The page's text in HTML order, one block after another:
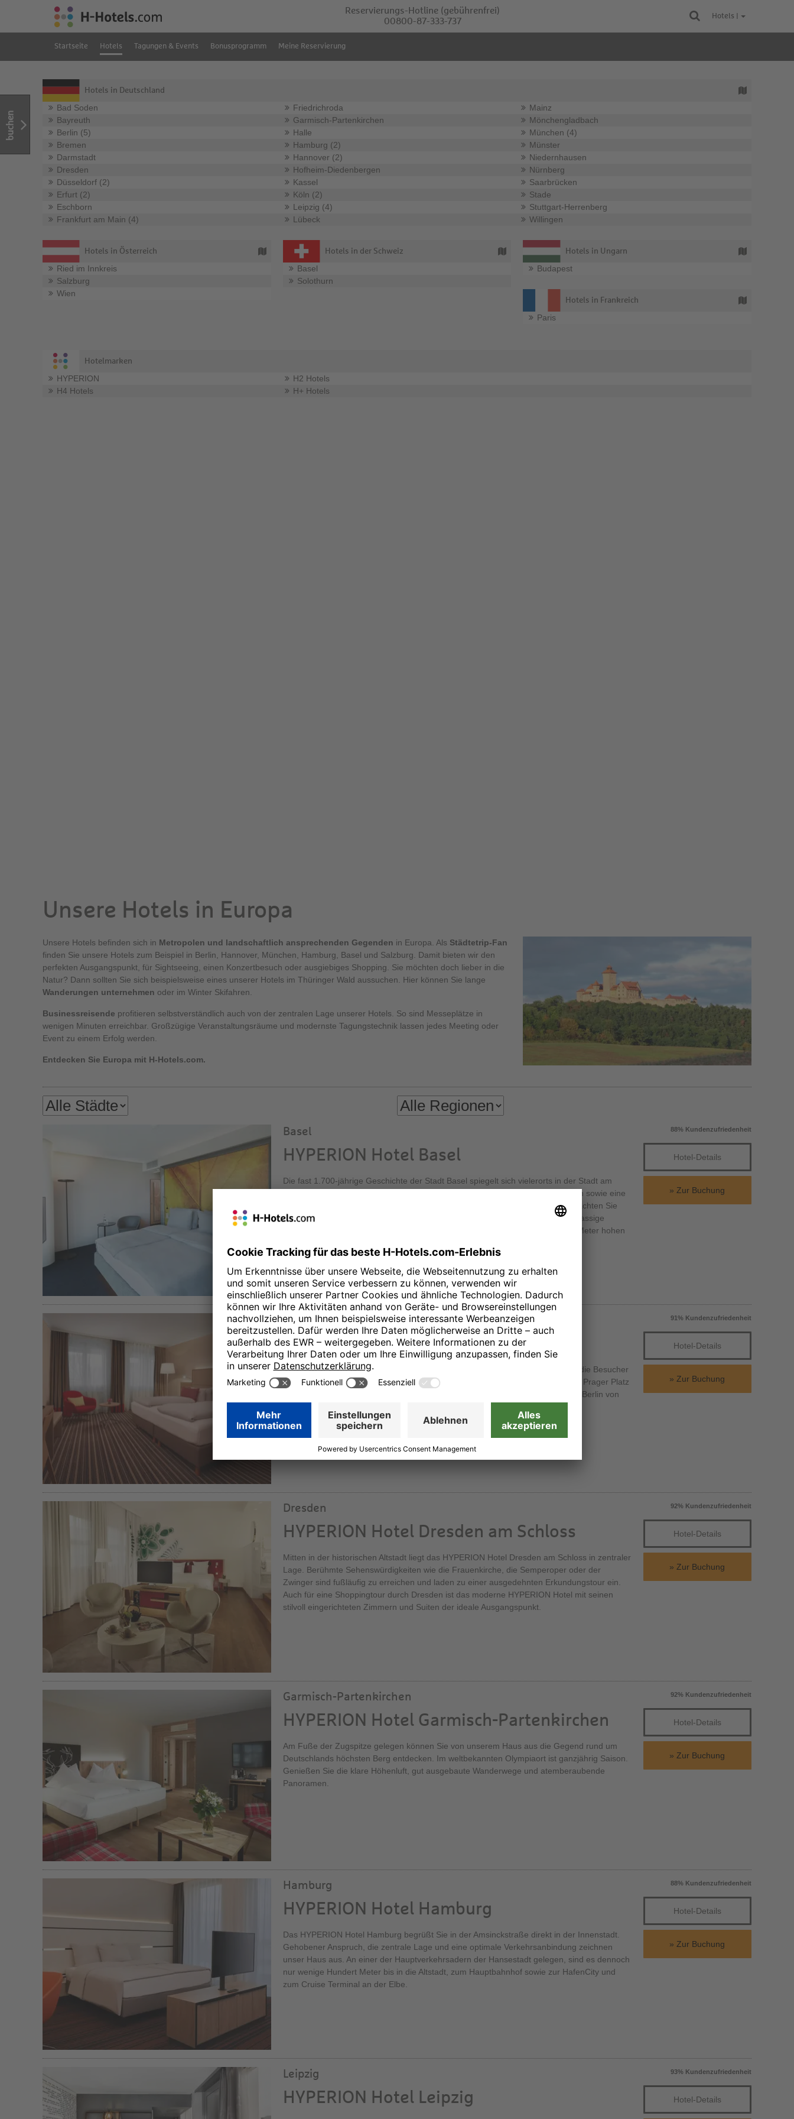
Reservierungs-Hotline (gebührenfrei)
00800-87-333-737
Hotels |
Startseite Hotels Tagungen & Events Bonusprogramm Meine Reservierung
buchen
Hotels in Deutschland
Bad Soden
Bayreuth
Berlin (5)
Bremen
Darmstadt
Dresden
Düsseldorf (2)
Erfurt (2)
Eschborn
Frankfurt am Main (4)
Friedrichroda
Garmisch-Partenkirchen
Halle
Hamburg (2)
Hannover (2)
Hofheim-Diedenbergen
Kassel
Köln (2)
Leipzig (4)
Lübeck
Mainz
Mönchengladbach
München (4)
Münster
Niedernhausen
Nürnberg
Saarbrücken
Stade
Stuttgart-Herrenberg
Willingen
Hotels in Österreich
Ried im Innkreis
Salzburg
Wien
Hotels in der Schweiz
Basel
Solothurn
Hotels in Ungarn
Budapest
Hotels in Frankreich
Paris
Hotelmarken
HYPERION
H4 Hotels
H2 Hotels
H+ Hotels
Unsere Hotels in Europa
Unsere Hotels befinden sich in Metropolen und landschaftlich ansprechenden Gegenden in Europa. Als Städtetrip-Fan
finden Sie unsere Hotels zum Beispiel in Berlin, Hannover, München, Hamburg, Basel und Salzburg. Damit bieten wir den
perfekten Ausgangspunkt, für Sightseeing, einen Konzertbesuch oder ausgiebiges Shopping. Sie möchten doch lieber in die
Natur? Dann sollten Sie sich beispielsweise eines unserer Hotels im Thüringer Wald aussuchen. Hier können Sie lange
Wanderungen unternehmen oder im Winter Skifahren.
Businessreisende profitieren selbstverständlich auch von der zentralen Lage unserer Hotels. So sind Messeplätze in
wenigen Minuten erreichbar. Großzügige Veranstaltungsräume und modernste Tagungstechnik lassen jedes Meeting oder
Event zu einem Erfolg werden.
Entdecken Sie Europa mit H-Hotels.com.
Basel
HYPERION Hotel Basel
Die fast 1.700-jährige Geschichte der Stadt Basel spiegelt sich vielerorts in der Stadt am
Rhein. Hinzu kommen rund zahlreiche Museen, Galerien und 30 Theaterbühnen sowie eine
der wichtigsten Kunstmessen der Welt. Lernen Sie die Stadt kennen und übernachten Sie
komfortabel im HYPERION Hotel Basel! Entspannte Atmosphäre und eine erstklassige
Aussicht bietet unsere Executive Lounge in der 30. Etage des über einhundert Meter hohen
88% Kundenzufriedenheit
Hotel-Details
Zur Buchung
Berlin
HYPERION Hotel Berlin
Wohin sich der Blick in Berlin auch wendet, im Herzen der Hauptstadt erwarten die Besucher
zahlreiche sehenswerte oder historische, bedeutsame Gebäude und Plätze. Am Prager Platz
in Berlin Wilmersdorf gelegen und in der Nähe des Kurfürstendamms, lässt sich Berlin von
91% Kundenzufriedenheit
Hotel-Details
Zur Buchung
Dresden
HYPERION Hotel Dresden am Schloss
Mitten in der historischen Altstadt liegt das HYPERION Hotel Dresden am Schloss in zentraler
Lage. Berühmte Sehenswürdigkeiten wie die Frauenkirche, die Semperoper oder der
Zwinger sind fußläufig zu erreichen und laden zu einer ausgedehnten Erkundungstour ein.
Auch für eine Shoppingtour durch Dresden ist das moderne HYPERION Hotel mit seinen
stilvoll eingerichteten Zimmern und Suiten der ideale Ausgangspunkt.
92% Kundenzufriedenheit
Hotel-Details
Zur Buchung
Garmisch-Partenkirchen
HYPERION Hotel Garmisch-Partenkirchen
Am Fuße der Zugspitze gelegen können Sie von unserem Haus aus die Gegend rund um
Deutschlands höchsten Berg entdecken. Im weltbekannten Olympiaort ist ganzjährig Saison.
Genießen Sie die klare Höhenluft, gut ausgebaute Wanderwege und atemberaubende
Panoramen.
92% Kundenzufriedenheit
Hotel-Details
Zur Buchung
Hamburg
HYPERION Hotel Hamburg
Das HYPERION Hotel Hamburg begrüßt Sie in der Amsinckstraße direkt in der Innenstadt.
Gehobener Anspruch, die zentrale Lage und eine optimale Verkehrsanbindung zeichnen
unser Haus aus. An einer der Hauptverkehrsadern der Hansestadt gelegen, sind es dennoch
nur wenige Hundert Meter bis in die Altstadt, zum Hauptbahnhof sowie zur HafenCity und
zum Cruise Terminal an der Elbe.
88% Kundenzufriedenheit
Hotel-Details
Zur Buchung
Leipzig
HYPERION Hotel Leipzig
93% Kundenzufriedenheit
Hotel-Details